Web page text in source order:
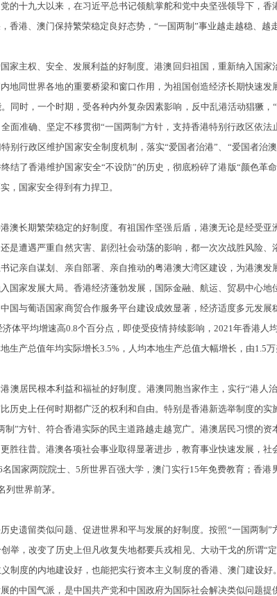
的十九大以来，在习近平总书记领航掌舵和党中央坚强领导下，香
港、澳门保持繁荣稳定良好态势，“一国两制”事业越走越稳、越走
主权、安全、发展利益的好制度。港澳回归祖国，重新纳入国家
地同世界各地的重要桥梁和窗口作用，为祖国创造经济长期快速发
同时，一个时期，受各种内外复杂因素影响，反中乱港活动猖獗，
面准确、坚定不移贯彻“一国两制”方针，支持香港特别行政区依法
别行政区维护国家安全制度机制，落实“爱国者治港”、“爱国者治
结了香港维护国家安全“不设防”的历史，彻底粉碎了港版“颜色革
，国家安全得到有力捍卫。
长期繁荣稳定的好制度。有祖国作坚强后盾，港澳无论是经受亚
是遭遇严重自然灾害、剧烈社会动荡的影响，都一次次战胜风险、
记亲自谋划、亲自部署、亲自推动的粤港澳大湾区建设，为港澳发
国家发展大局。香港经济蓬勃发展，国际金融、航运、贸易中心地
国与葡语国家商贸合作服务平台建设成效显著，经济适度多元发展
体平均增速高0.8个百分点，即使受疫情持续影响，2021年香港人
产总值年均实际增长3.5%，人均本地生产总值大幅增长，由1.5万
居民根本利益和福祉的好制度。港澳同胞当家作主，实行“港人
历史上任何时期都广泛的权利和自由。特别是香港新选举制度的实
”方针、符合香港实际的民主道路越走越宽广。港澳居民习惯的资
胜往昔。港澳各项社会事业取得显著进步，教育事业快速发展，社
国家两院院士、5所世界百强大学，澳门实行15年免费教育；香港
世界前茅。
遗留类似问题、促进世界和平与发展的好制度。按照“一国两制”
举，改变了历史上但凡收复失地都要兵戎相见、大动干戈的所谓“
制度的内地建设好，也能把实行资本主义制度的香港、澳门建设好
的中国气派，是中国共产党和中国政府为国际社会解决类似问题提